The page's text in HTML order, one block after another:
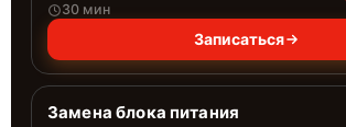
30 мин
Записаться
Замена блока питания